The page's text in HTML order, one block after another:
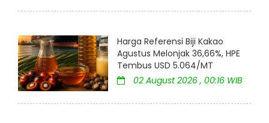
Harga Referensi Biji Kakao
Agustus Melonjak 36,66%, HPE
Tembus USD 5.064/MT
02 August 2026 , 00:16 WIB